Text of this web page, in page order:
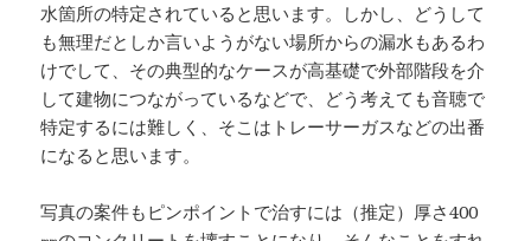
水箇所の特定されていると思います。しかし、どうして
も無理だとしか言いようがない場所からの漏水もあるわ
けでして、その典型的なケースが高基礎で外部階段を介
して建物につながっているなどで、どう考えても音聴で
特定するには難しく、そこはトレーサーガスなどの出番
になると思います。
写真の案件もピンポイントで治すには（推定）厚さ400